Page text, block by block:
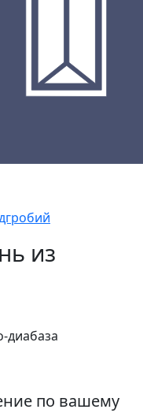
из
по вашему